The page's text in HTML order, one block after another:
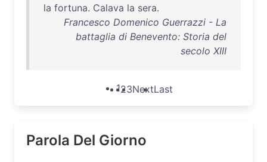
la fortuna. Calava la sera.
Francesco Domenico Guerrazzi - La
battaglia di Benevento: Storia del
secolo XIII
123NextLast
Parola Del Giorno